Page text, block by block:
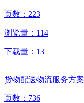
页数： 223
浏览量： 114
下载量： 13
货物配送物流服务方案
页数： 736